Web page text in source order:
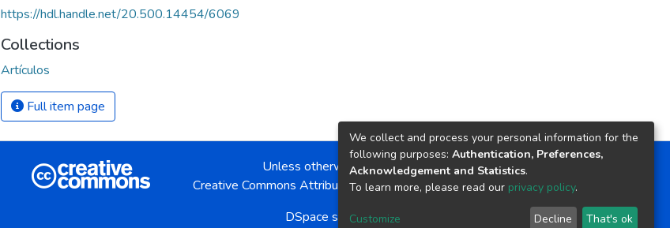
https://hdl.handle.net/20.500.14454/6069
Collections
Artículos
Full item page
Unless otherwise noted, the item license is described as:
Creative Commons Attribution-NonCommercial-NoDerivs 4.0 License
DSpace softwarecopyright © 2002-2026 LYRASIS
We collect and process your personal information for the
following purposes: Authentication, Preferences,
Acknowledgement and Statistics.
To learn more, please read our privacy policy.
Customize Decline That's ok